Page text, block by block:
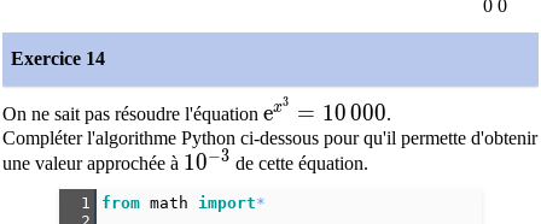
0 0
Exercice 14
On ne sait pas résoudre l'équation \text{e}^{x^3}=10\,000
ex3 = 10000.
Compléter l'algorithme Python ci-dessous pour qu'il permette d'obtenir
une valeur approchée à 10^{-3}
10−3 de cette équation.
1 from math import*